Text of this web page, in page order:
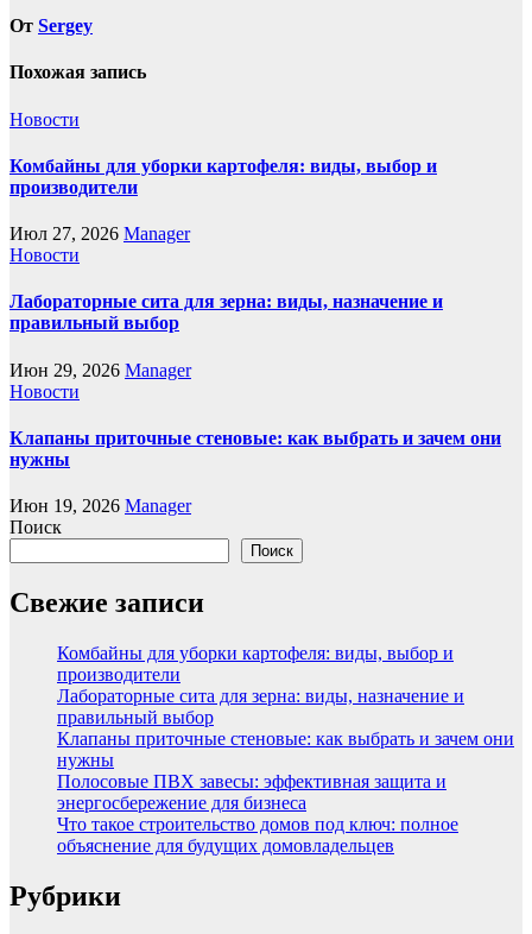
От Sergey
Похожая запись
Новости
Комбайны для уборки картофеля: виды, выбор и
производители
Июл 27, 2026 Manager
Новости
Лабораторные сита для зерна: виды, назначение и
правильный выбор
Июн 29, 2026 Manager
Новости
Клапаны приточные стеновые: как выбрать и зачем они
нужны
Июн 19, 2026 Manager
Поиск
Поиск
Свежие записи
Комбайны для уборки картофеля: виды, выбор и
производители
Лабораторные сита для зерна: виды, назначение и
правильный выбор
Клапаны приточные стеновые: как выбрать и зачем они
нужны
Полосовые ПВХ завесы: эффективная защита и
энергосбережение для бизнеса
Что такое строительство домов под ключ: полное
объяснение для будущих домовладельцев
Рубрики